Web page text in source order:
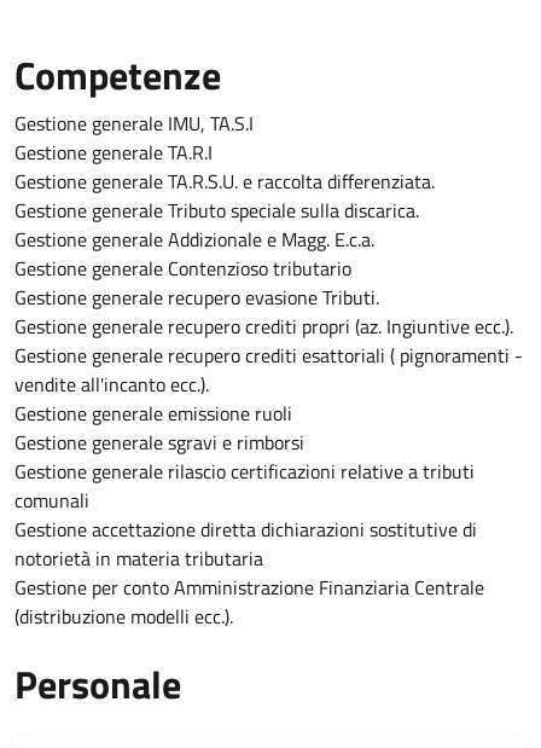
Competenze
Gestione generale IMU, TA.S.I
Gestione generale TA.R.I
Gestione generale TA.R.S.U. e raccolta differenziata.
Gestione generale Tributo speciale sulla discarica.
Gestione generale Addizionale e Magg. E.c.a.
Gestione generale Contenzioso tributario
Gestione generale recupero evasione Tributi.
Gestione generale recupero crediti propri (az. Ingiuntive ecc.).
Gestione generale recupero crediti esattoriali ( pignoramenti -
vendite all'incanto ecc.).
Gestione generale emissione ruoli
Gestione generale sgravi e rimborsi
Gestione generale rilascio certificazioni relative a tributi
comunali
Gestione accettazione diretta dichiarazioni sostitutive di
notorietà in materia tributaria
Gestione per conto Amministrazione Finanziaria Centrale
(distribuzione modelli ecc.).
Personale